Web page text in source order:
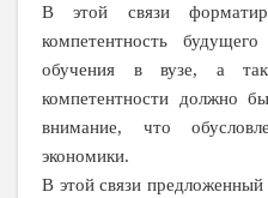
В этой связи
компетентность
обучения в вузе, а
компетентности должно
внимание, что
экономики.
В этой связи